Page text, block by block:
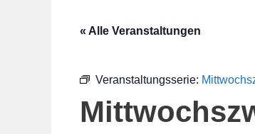
« Alle Veranstaltungen
Veranstaltungsserie: